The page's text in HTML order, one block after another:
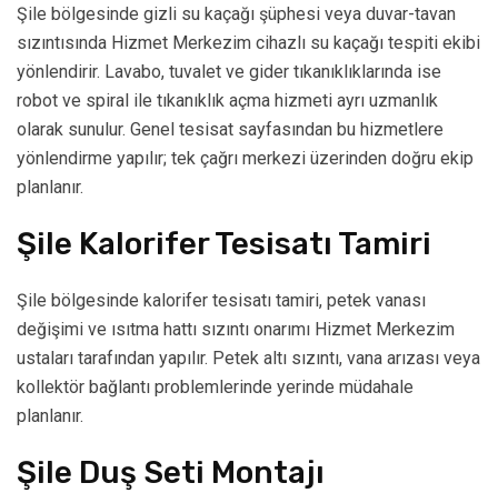
Şile bölgesinde gizli su kaçağı şüphesi veya duvar-tavan
sızıntısında Hizmet Merkezim cihazlı su kaçağı tespiti ekibi
yönlendirir. Lavabo, tuvalet ve gider tıkanıklıklarında ise
robot ve spiral ile tıkanıklık açma hizmeti ayrı uzmanlık
olarak sunulur. Genel tesisat sayfasından bu hizmetlere
yönlendirme yapılır; tek çağrı merkezi üzerinden doğru ekip
planlanır.
Şile Kalorifer Tesisatı Tamiri
Şile bölgesinde kalorifer tesisatı tamiri, petek vanası
değişimi ve ısıtma hattı sızıntı onarımı Hizmet Merkezim
ustaları tarafından yapılır. Petek altı sızıntı, vana arızası veya
kollektör bağlantı problemlerinde yerinde müdahale
planlanır.
Şile Duş Seti Montajı